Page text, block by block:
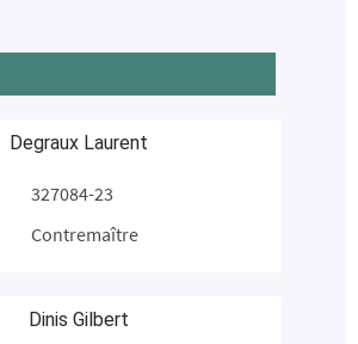
Degraux Laurent
327084-23
Contremaître
Dinis Gilbert